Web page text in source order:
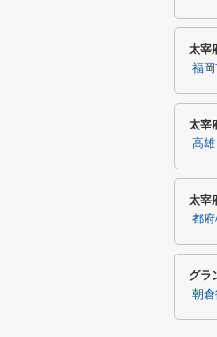
太宰
福岡
太宰
高雄
太宰
都
グラ
朝倉